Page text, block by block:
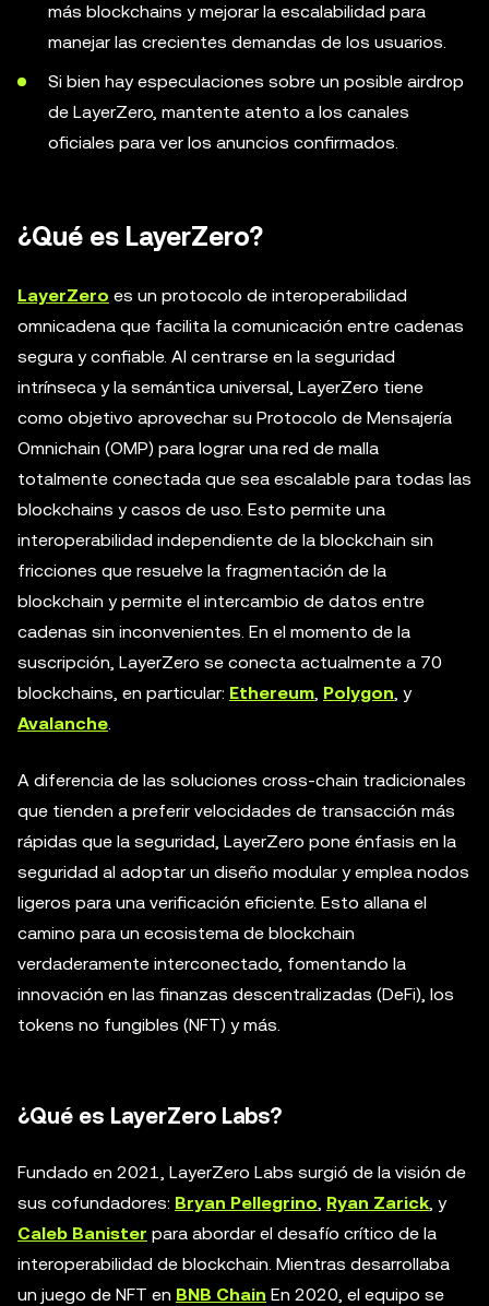
más blockchains y mejorar la escalabilidad para
manejar las crecientes demandas de los usuarios.
Si bien hay especulaciones sobre un posible airdrop
de LayerZero, mantente atento a los canales
oficiales para ver los anuncios confirmados.
¿Qué es LayerZero?
LayerZero es un protocolo de interoperabilidad
omnicadena que facilita la comunicación entre cadenas
segura y confiable. Al centrarse en la seguridad
intrínseca y la semántica universal, LayerZero tiene
como objetivo aprovechar su Protocolo de Mensajería
Omnichain (OMP) para lograr una red de malla
totalmente conectada que sea escalable para todas las
blockchains y casos de uso. Esto permite una
interoperabilidad independiente de la blockchain sin
fricciones que resuelve la fragmentación de la
blockchain y permite el intercambio de datos entre
cadenas sin inconvenientes. En el momento de la
suscripción, LayerZero se conecta actualmente a 70
blockchains, en particular: Ethereum, Polygon, y
Avalanche.
A diferencia de las soluciones cross-chain tradicionales
que tienden a preferir velocidades de transacción más
rápidas que la seguridad, LayerZero pone énfasis en la
seguridad al adoptar un diseño modular y emplea nodos
ligeros para una verificación eficiente. Esto allana el
camino para un ecosistema de blockchain
verdaderamente interconectado, fomentando la
innovación en las finanzas descentralizadas (DeFi), los
tokens no fungibles (NFT) y más.
¿Qué es LayerZero Labs?
Fundado en 2021, LayerZero Labs surgió de la visión de
sus cofundadores: Bryan Pellegrino, Ryan Zarick, y
Caleb Banister para abordar el desafío crítico de la
interoperabilidad de blockchain. Mientras desarrollaba
un juego de NFT en BNB Chain En 2020, el equipo se